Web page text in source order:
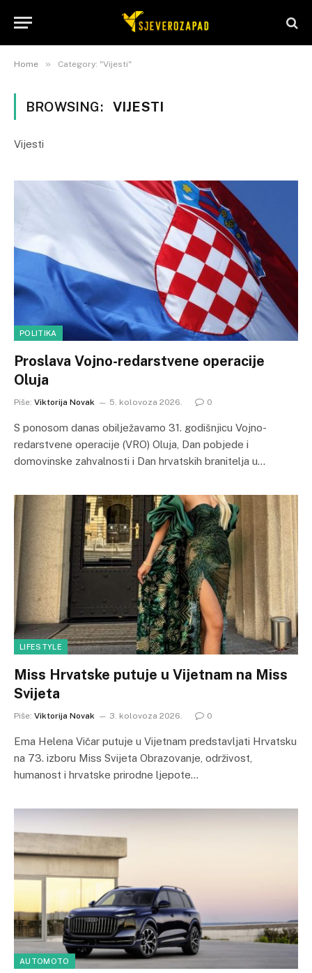
Home » Category: "Vijesti"
BROWSING: VIJESTI
Vijesti
POLITIKA
Proslava Vojno-redarstvene operacije
Oluja
Piše: Viktorija Novak 5. kolovoza 2026. 0
S ponosom danas obilježavamo 31. godišnjicu Vojno-
redarstvene operacije (VRO) Oluja, Dan pobjede i
domovinske zahvalnosti i Dan hrvatskih branitelja u…
LIFESTYLE
Miss Hrvatske putuje u Vijetnam na Miss
Svijeta
Piše: Viktorija Novak 3. kolovoza 2026. 0
Ema Helena Vičar putuje u Vijetnam predstavljati Hrvatsku
na 73. izboru Miss Svijeta Obrazovanje, održivost,
humanost i hrvatske prirodne ljepote…
AUTOMOTO